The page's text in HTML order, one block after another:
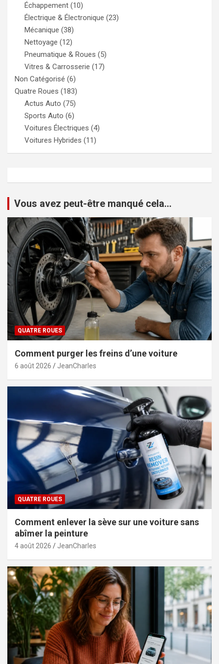
Échappement (10)
Électrique & Électronique (23)
Mécanique (38)
Nettoyage (12)
Pneumatique & Roues (5)
Vitres & Carrosserie (17)
Non Catégorisé (6)
Quatre Roues (183)
Actus Auto (75)
Sports Auto (6)
Voitures Électriques (4)
Voitures Hybrides (11)
Vous avez peut-être manqué cela...
QUATRE ROUES
Comment purger les freins d’une voiture
6 août 2026 JeanCharles
QUATRE ROUES
Comment enlever la sève sur une voiture sans
abîmer la peinture
4 août 2026 JeanCharles